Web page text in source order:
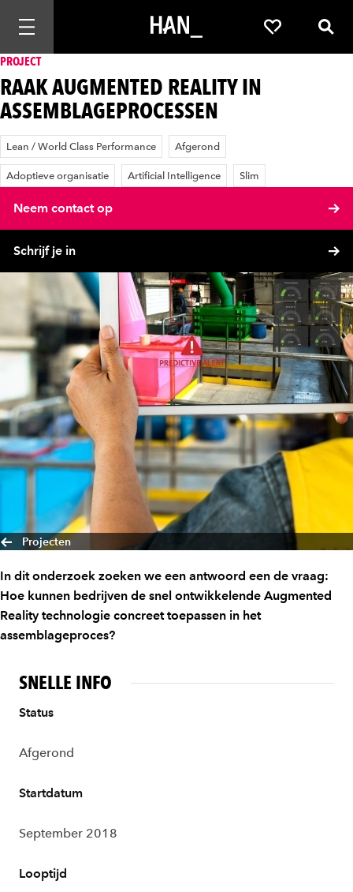
Mobiele navigatie openen Favorieten
PROJECT
RAAK AUGMENTED REALITY IN
ASSEMBLAGEPROCESSEN
Lean / World Class Performance Afgerond
Adoptieve organisatie Artificial Intelligence Slim
Neem contact op
Schrijf je in
Projecten
In dit onderzoek zoeken we een antwoord een de vraag:
Hoe kunnen bedrijven de snel ontwikkelende Augmented
Reality technologie concreet toepassen in het
assemblageproces?
SNELLE INFO
Status
Afgerond
Startdatum
September 2018
Looptijd